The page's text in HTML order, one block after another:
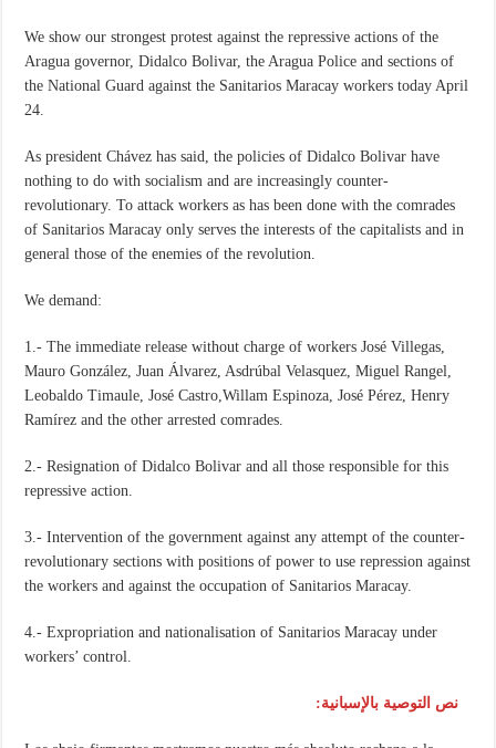
We show our strongest protest against the repressive actions of the
Aragua governor, Didalco Bolivar, the Aragua Police and sections of
the National Guard against the Sanitarios Maracay workers today April
24.
As president Chávez has said, the policies of Didalco Bolivar have
nothing to do with socialism and are increasingly counter-
revolutionary. To attack workers as has been done with the comrades
of Sanitarios Maracay only serves the interests of the capitalists and in
general those of the enemies of the revolution.
We demand:
1.- The immediate release without charge of workers José Villegas,
Mauro González, Juan Álvarez, Asdrúbal Velasquez, Miguel Rangel,
Leobaldo Timaule, José Castro,Willam Espinoza, José Pérez, Henry
Ramírez and the other arrested comrades.
2.- Resignation of Didalco Bolivar and all those responsible for this
repressive action.
3.- Intervention of the government against any attempt of the counter-
revolutionary sections with positions of power to use repression against
the workers and against the occupation of Sanitarios Maracay.
4.- Expropriation and nationalisation of Sanitarios Maracay under
workers’ control.
نص التوصية بالإسبانية: